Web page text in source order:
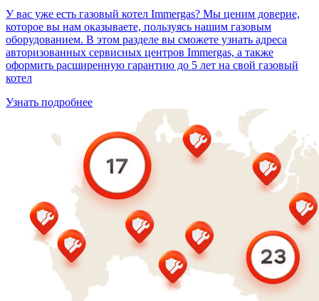
У вас уже есть газовый котел Immergas? Мы ценим доверие,
которое вы нам оказываете, пользуясь нашим газовым
оборудованием. В этом разделе вы сможете узнать адреса
авторизованных сервисных центров Immergas, а также
оформить расширенную гарантию до 5 лет на свой газовый
котел
Узнать подробнее